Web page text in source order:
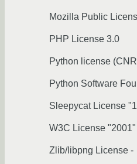
Mozilla Public
PHP License 3.0
Python license
Python Software
Sleepycat License
W3C License "2001"
Zlib/libpng License -